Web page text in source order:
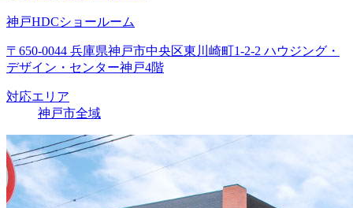
神戸HDCショールーム
〒650-0044 兵庫県神戸市中央区東川崎町1-2-2 ハウジング・
デザイン・センター神戸4階
対応エリア
神戸市全域